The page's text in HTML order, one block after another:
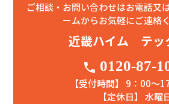
ご相談・お問い合わせはお電話又
ームからお気軽にご連絡
近畿ハイム テッ
phone 0120-87-
【受付時間】 9：00〜
【定休日】 水曜